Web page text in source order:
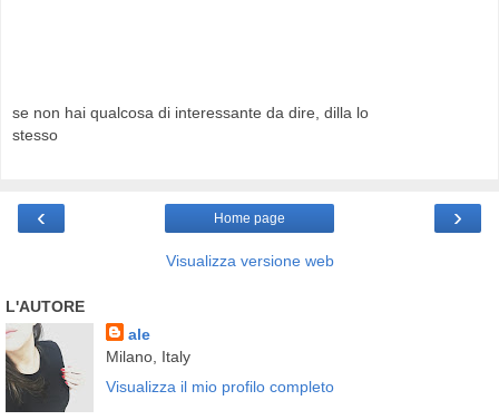
se non hai qualcosa di interessante da dire, dilla lo
stesso
‹ ›
Home page
Visualizza versione web
L'AUTORE
ale
Milano, Italy
Visualizza il mio profilo completo